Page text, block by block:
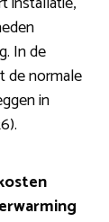
In de
de normale
in